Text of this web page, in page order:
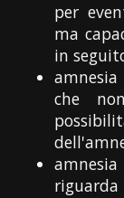
per
ma
in
che
riguarda